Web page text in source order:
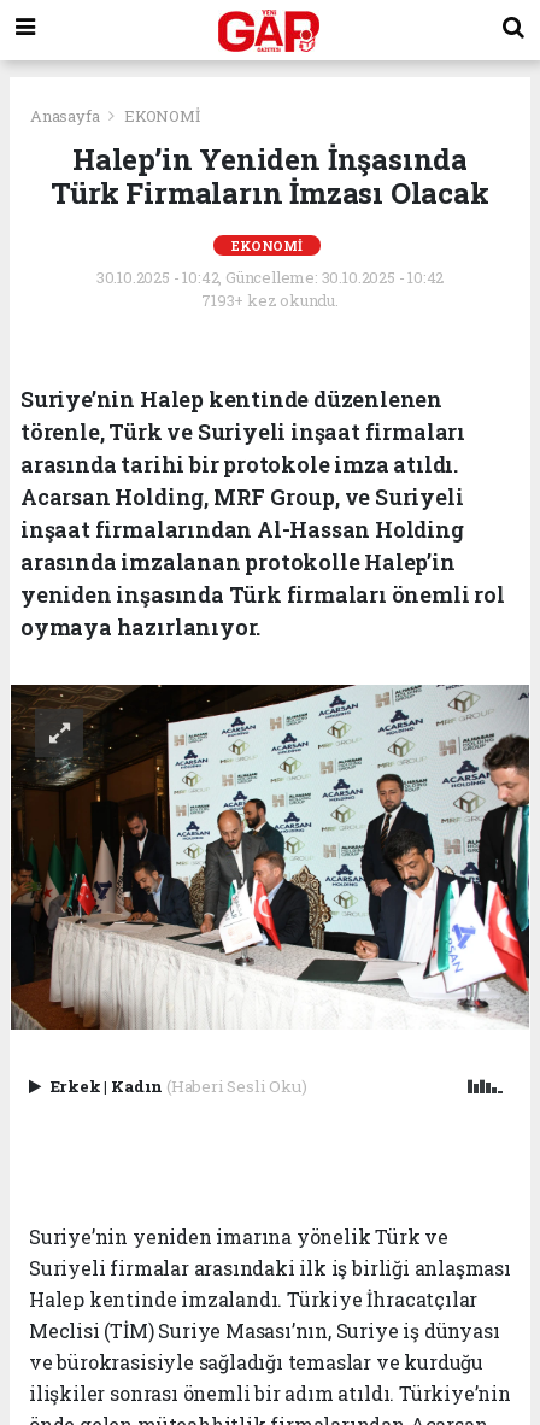
Anasayfa EKONOMİ
Halep’in Yeniden İnşasında
Türk Firmaların İmzası Olacak
EKONOMİ
30.10.2025 - 10:42, Güncelleme: 30.10.2025 - 10:42
7193+ kez okundu.
Suriye’nin Halep kentinde düzenlenen
törenle, Türk ve Suriyeli inşaat firmaları
arasında tarihi bir protokole imza atıldı.
Acarsan Holding, MRF Group, ve Suriyeli
inşaat firmalarından Al-Hassan Holding
arasında imzalanan protokolle Halep’in
yeniden inşasında Türk firmaları önemli rol
oymaya hazırlanıyor.
Erkek| Kadın (Haberi Sesli Oku)
Suriye’nin yeniden imarına yönelik Türk ve
Suriyeli firmalar arasındaki ilk iş birliği anlaşması
Halep kentinde imzalandı. Türkiye İhracatçılar
Meclisi (TİM) Suriye Masası’nın, Suriye iş dünyası
ve bürokrasisiyle sağladığı temaslar ve kurduğu
ilişkiler sonrası önemli bir adım atıldı. Türkiye’nin